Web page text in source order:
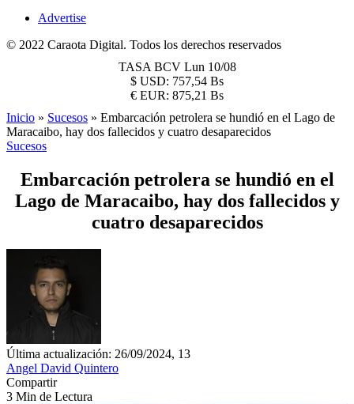
Advertise
© 2022 Caraota Digital. Todos los derechos reservados
TASA BCV Lun 10/08
$ USD: 757,54 Bs
€ EUR: 875,21 Bs
Inicio » Sucesos » Embarcación petrolera se hundió en el Lago de
Maracaibo, hay dos fallecidos y cuatro desaparecidos
Sucesos
Embarcación petrolera se hundió en el
Lago de Maracaibo, hay dos fallecidos y
cuatro desaparecidos
Última actualización: 26/09/2024, 13
Angel David Quintero
Compartir
3 Min de Lectura